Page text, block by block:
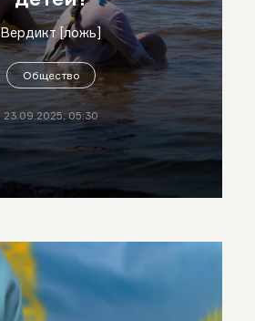
Вердикт [ложь]
Общество
23.09.2025, 05:30